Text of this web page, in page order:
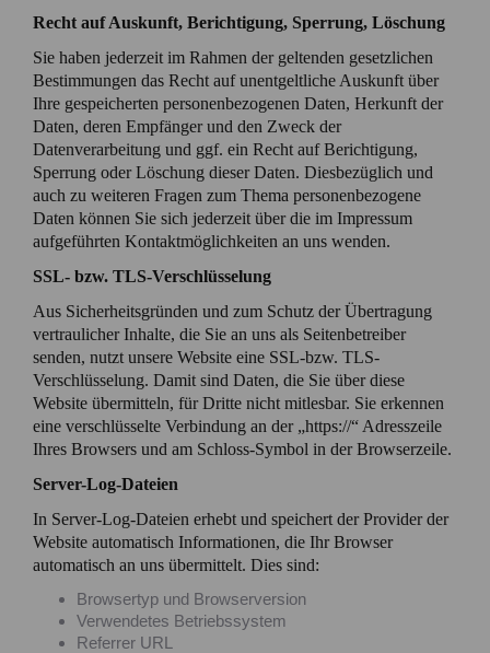
Recht auf Auskunft, Berichtigung, Sperrung, Löschung
Sie haben jederzeit im Rahmen der geltenden gesetzlichen
Bestimmungen das Recht auf unentgeltliche Auskunft über
Ihre gespeicherten personenbezogenen Daten, Herkunft der
Daten, deren Empfänger und den Zweck der
Datenverarbeitung und ggf. ein Recht auf Berichtigung,
Sperrung oder Löschung dieser Daten. Diesbezüglich und
auch zu weiteren Fragen zum Thema personenbezogene
Daten können Sie sich jederzeit über die im Impressum
aufgeführten Kontaktmöglichkeiten an uns wenden.
SSL- bzw. TLS-Verschlüsselung
Aus Sicherheitsgründen und zum Schutz der Übertragung
vertraulicher Inhalte, die Sie an uns als Seitenbetreiber
senden, nutzt unsere Website eine SSL-bzw. TLS-
Verschlüsselung. Damit sind Daten, die Sie über diese
Website übermitteln, für Dritte nicht mitlesbar. Sie erkennen
eine verschlüsselte Verbindung an der „https://“ Adresszeile
Ihres Browsers und am Schloss-Symbol in der Browserzeile.
Server-Log-Dateien
In Server-Log-Dateien erhebt und speichert der Provider der
Website automatisch Informationen, die Ihr Browser
automatisch an uns übermittelt. Dies sind:
Browsertyp und Browserversion
Verwendetes Betriebssystem
Referrer URL